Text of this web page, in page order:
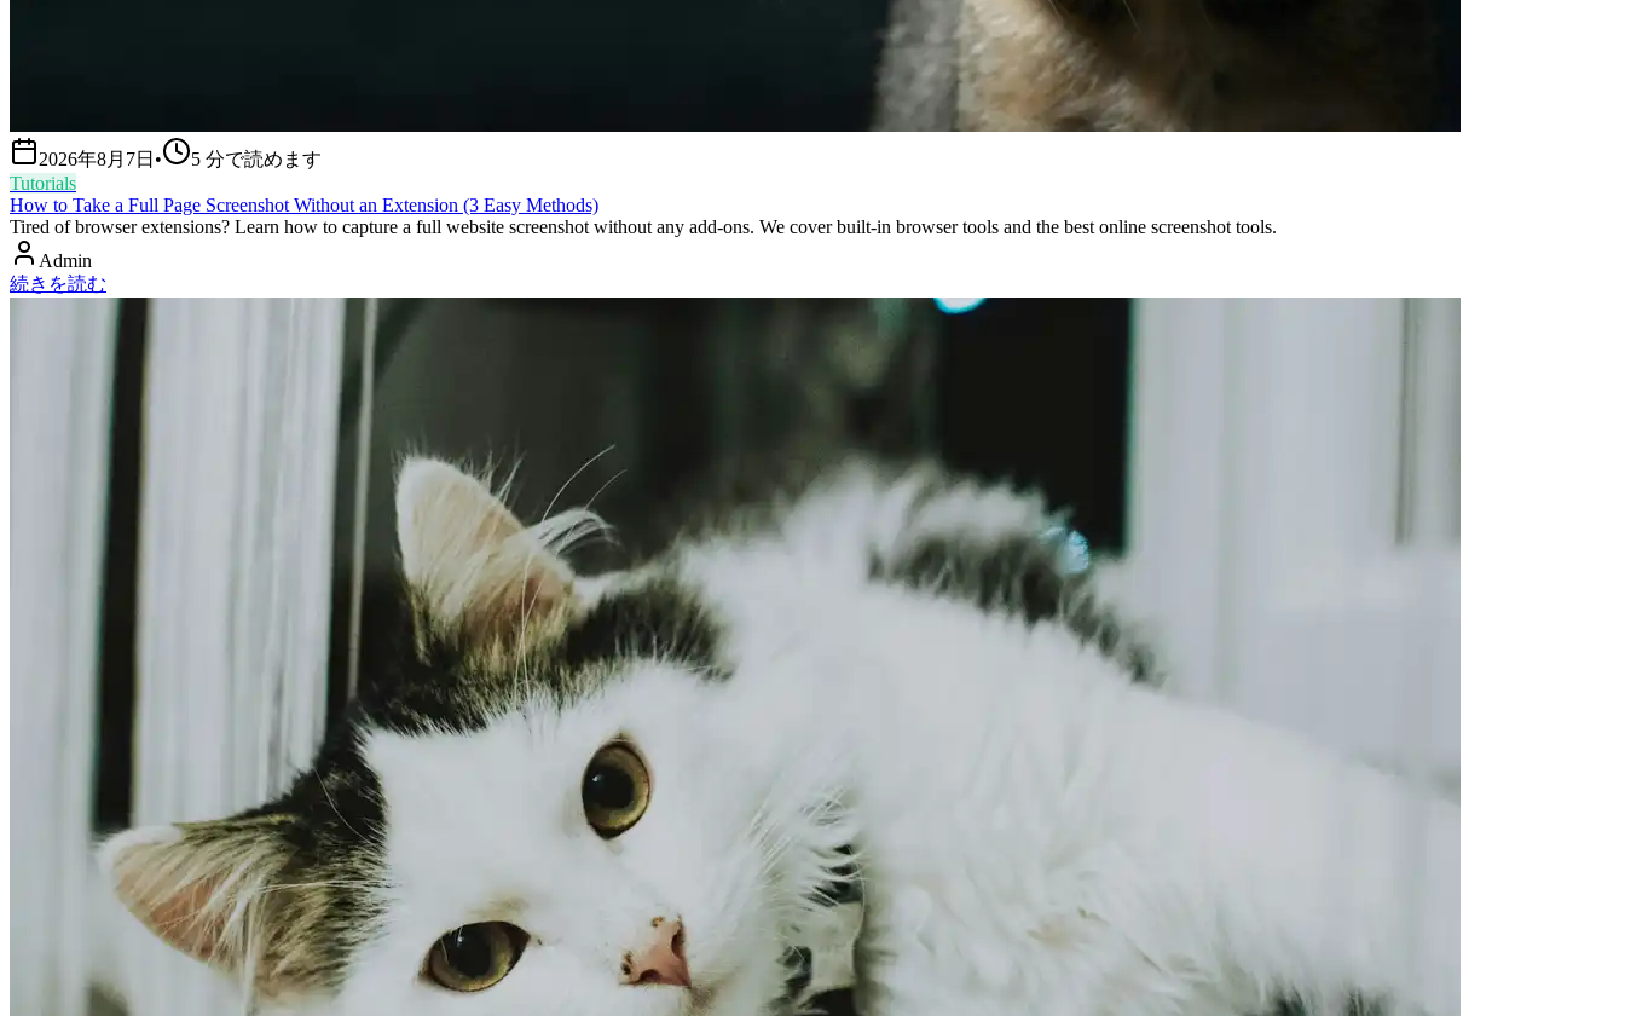
2026年8月7日 • 5 分で読めます
Tutorials
How to Take a Full Page Screenshot Without an Extension (3 Easy Methods)
Tired of browser extensions? Learn how to capture a full website screenshot without any add-ons. We cover built-in browser tools and the best online screenshot tools.
Admin
続きを読む